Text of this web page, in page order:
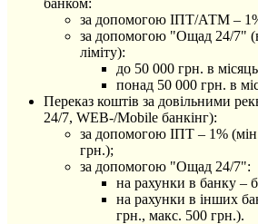
за допомогою ІПТ/АТМ –
за допомогою "Ощад 24/7"
ліміту):
до 50 000 грн. в місяць
понад 50 000 грн. в
Переказ коштів за довільними
24/7, WEB-/Mobile банкінг):
за допомогою ІПТ – 1%
грн.);
за допомогою "Ощад 24/7":
на рахунки в банку –
на рахунки в інших
грн., макс. 500 грн.).